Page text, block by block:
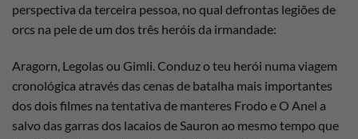
perspectiva da terceira pessoa, no qual defrontas legiões de
orcs na pele de um dos três heróis da irmandade:
Aragorn, Legolas ou Gimli. Conduz o teu herói numa viagem
cronológica através das cenas de batalha mais importantes
dos dois filmes na tentativa de manteres Frodo e O Anel a
salvo das garras dos lacaios de Sauron ao mesmo tempo que